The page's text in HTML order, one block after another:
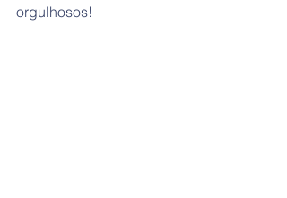
orgulhosos!